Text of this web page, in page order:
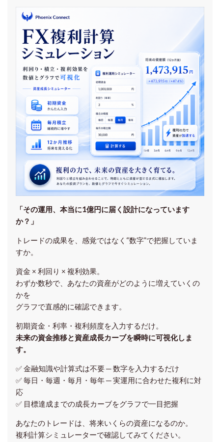
「その運用、本当に1億円に届く設計になっています
か？」
トレードの成果を、感覚ではなく“数字”で把握していま
すか。
資金 × 利回り × 複利効果。
わずか数秒で、あなたの資産がどのように増えていくの
かを
グラフで直感的に確認できます。
初期資金・利率・複利頻度を入力するだけ。
未来の資金推移と資産成長カーブを瞬時に可視化しま
す。
✅ 金融知識や計算式は不要 ─ 数字を入力するだけ
✅ 毎日・毎週・毎月・毎年 ─ 実運用に合わせた複利に対
応
✅ 目標達成までの成長カーブをグラフで一目把握
あなたのトレードは、将来いくらの資産になるのか。
複利計算シミュレーターで確認してみてください。